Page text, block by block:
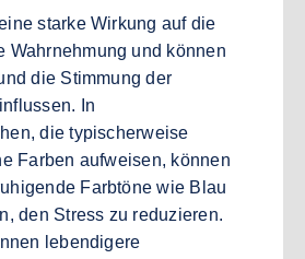
starke Wirkung auf die
Wahrnehmung und können
die Stimmung der
In
die typischerweise
Farben aufweisen, können
Farbtöne wie Blau
den Stress zu reduzieren.
lebendigere